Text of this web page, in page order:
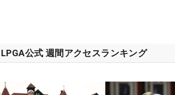
LPGA公式 週間アクセスランキング